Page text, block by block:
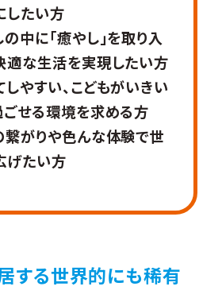
したい方
中に「癒やし」を取り入
適な生活を実現したい方
やすい、こどもがいきい
ごせる環境を求める方
繋がりや色んな体験で世
げたい方
する世界的にも稀有